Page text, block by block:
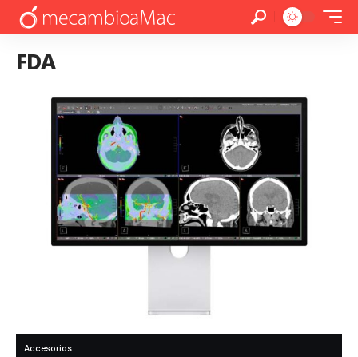
FDA
Accesorios